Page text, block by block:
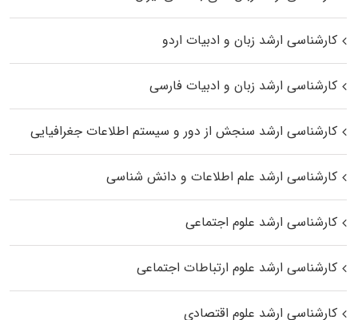
کارشناسی ارشد زبان و ادبیات اردو
کارشناسی ارشد زبان و ادبیات فارسی
کارشناسی ارشد سنجش از دور و سیستم اطلاعات جغرافیایی
کارشناسی ارشد علم اطلاعات و دانش شناسی
کارشناسی ارشد علوم اجتماعی
کارشناسی ارشد علوم ارتباطات اجتماعی
کارشناسی ارشد علوم اقتصادی